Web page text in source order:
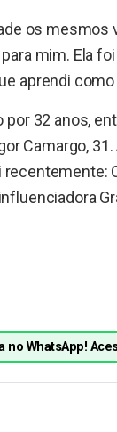
os mesmos
mim. Ela
aprendi como
32 anos,
Camargo,
no WhatsApp!